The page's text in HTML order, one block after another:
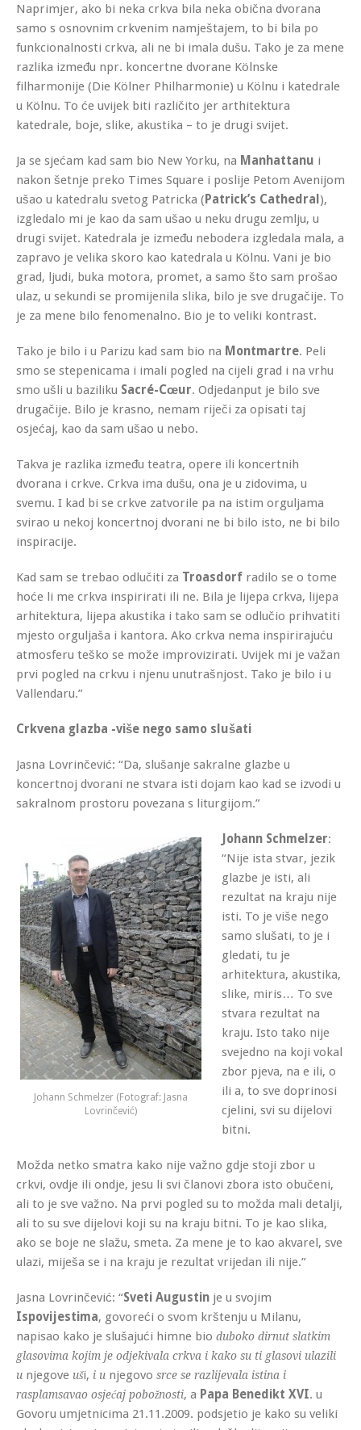
Naprimjer, ako bi neka crkva bila neka obična dvorana
samo s osnovnim crkvenim namještajem, to bi bila po
funkcionalnosti crkva, ali ne bi imala dušu. Tako je za mene
razlika između npr. koncertne dvorane Kölnske
filharmonije (Die Kölner Philharmonie) u Kölnu i katedrale
u Kölnu. To će uvijek biti različito jer arthitektura
katedrale, boje, slike, akustika – to je drugi svijet.
Ja se sjećam kad sam bio New Yorku, na Manhattanu i
nakon šetnje preko Times Square i poslije Petom Avenijom
ušao u katedralu svetog Patricka ( Patrick’s Cathedral ),
izgledalo mi je kao da sam ušao u neku drugu zemlju, u
drugi svijet. Katedrala je između nebodera izgledala mala, a
zapravo je velika skoro kao katedrala u Kölnu. Vani je bio
grad, ljudi, buka motora, promet, a samo što sam prošao
ulaz, u sekundi se promijenila slika, bilo je sve drugačije. To
je za mene bilo fenomenalno. Bio je to veliki kontrast.
Tako je bilo i u Parizu kad sam bio na Montmartre. Peli
smo se stepenicama i imali pogled na cijeli grad i na vrhu
smo ušli u baziliku Sacré-Cœur. Odjedanput je bilo sve
drugačije. Bilo je krasno, nemam riječi za opisati taj
osjećaj, kao da sam ušao u nebo.
Takva je razlika između teatra, opere ili koncertnih
dvorana i crkve. Crkva ima dušu, ona je u zidovima, u
svemu. I kad bi se crkve zatvorile pa na istim orguljama
svirao u nekoj koncertnoj dvorani ne bi bilo isto, ne bi bilo
inspiracije.
Kad sam se trebao odlučiti za Troasdorf radilo se o tome
hoće li me crkva inspirirati ili ne. Bila je lijepa crkva, lijepa
arhitektura, lijepa akustika i tako sam se odlučio prihvatiti
mjesto orguljaša i kantora. Ako crkva nema inspirirajuću
atmosferu teško se može improvizirati. Uvijek mi je važan
prvi pogled na crkvu i njenu unutrašnjost. Tako je bilo i u
Vallendaru.”
Crkvena glazba -više nego samo slušati
Jasna Lovrinčević: “Da, slušanje sakralne glazbe u
koncertnoj dvorani ne stvara isti dojam kao kad se izvodi u
sakralnom prostoru povezana s liturgijom.”
Johann Schmelzer (Fotograf: Jasna
Lovrinčević)
Johann Schmelzer:
“Nije ista stvar, jezik
glazbe je isti, ali
rezultat na kraju nije
isti. To je više nego
samo slušati, to je i
gledati, tu je
arhitektura, akustika,
slike, miris… To sve
stvara rezultat na
kraju. Isto tako nije
svejedno na koji vokal
zbor pjeva, na e ili, o
ili a, to sve doprinosi
cjelini, svi su dijelovi
bitni.
Možda netko smatra kako nije važno gdje stoji zbor u
crkvi, ovdje ili ondje, jesu li svi članovi zbora isto obučeni,
ali to je sve važno. Na prvi pogled su to možda mali detalji,
ali to su sve dijelovi koji su na kraju bitni. To je kao slika,
ako se boje ne slažu, smeta. Za mene je to kao akvarel, sve
ulazi, miješa se i na kraju je rezultat vrijedan ili nije.”
Jasna Lovrinčević: “Sveti Augustin je u svojim
Ispovijestima, govoreći o svom krštenju u Milanu,
napisao kako je slušajući himne bio duboko dirnut slatkim
glasovima kojim je odjekivala crkva i kako su ti glasovi ulazili
u njegove uši, i u njegovo srce se razlijevala istina i
rasplamsavao osjećaj pobožnosti, a Papa Benedikt XVI. u
Govoru umjetnicima 21.11.2009. podsjetio je kako su veliki